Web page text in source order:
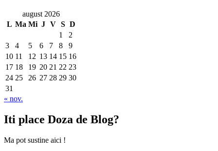
august 2026
L Ma Mi J V S D
1
2
3
4 5 6 7 8
9
10 11 12 13 14 15 16
17 18 19 20 21 22 23
24 25 26 27 28 29 30
31
« nov.
Iti place Doza de Blog?
Ma pot sustine aici !